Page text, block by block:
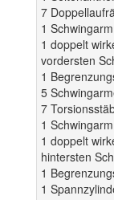
7
1
1 doppelt
vordersten
1
5
7
1
1 doppelt
hintersten
1
1